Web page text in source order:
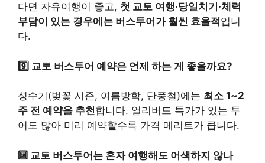
다면 자유여행이 좋고, 첫 교토 여행·당일치기·체력
부담이 있는 경우에는 버스투어가 훨씬 효율적 입니
다.
9️⃣ 교토 버스투어 예약은 언제 하는 게 좋을까요?
성수기(벚꽃 시즌, 여름방학, 단풍철)에는 최소 1~2
주 전 예약을 추천합니다. 얼리버드 특가가 있는 투
어도 많아 미리 예약할수록 가격 메리트가 큽니다.
🔟 교토 버스투어는 혼자 여행해도 어색하지 않나